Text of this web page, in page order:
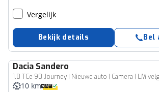
Vergelijk
Bekijk details Bel
Dacia Sandero
1.0 TCe 90 Journey | Nieuwe auto | Camera | LM
10 km